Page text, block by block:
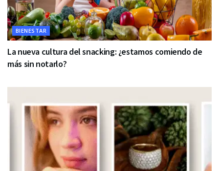
BIENESTAR
La nueva cultura del snacking: ¿estamos comiendo de
más sin notarlo?